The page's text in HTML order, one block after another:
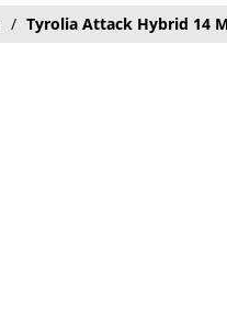
Tyrolia Attack Hybrid 14